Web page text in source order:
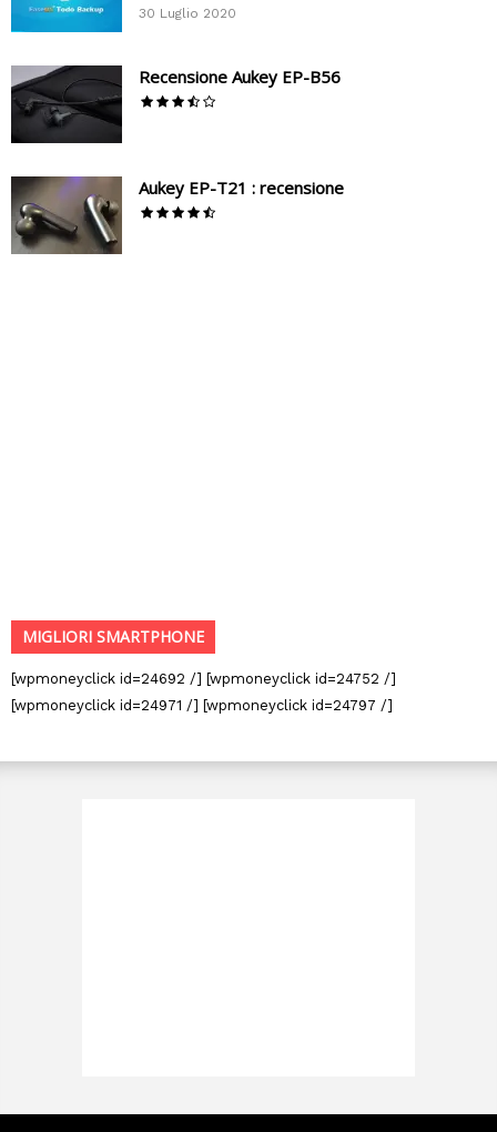
30 Luglio 2020
Recensione Aukey EP-B56
Aukey EP-T21 : recensione
MIGLIORI SMARTPHONE
[wpmoneyclick id=24692 /] [wpmoneyclick id=24752 /]
[wpmoneyclick id=24971 /] [wpmoneyclick id=24797 /]